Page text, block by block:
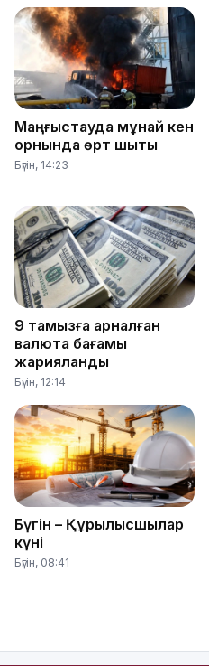
Маңғыстауда мұнай кен
орнында өрт шықты
Бүгін, 14:23
9 тамызға арналған
валюта бағамы
жарияланды
Бүгін, 12:14
Бүгін – Құрылысшылар
күні
Бүгін, 08:41